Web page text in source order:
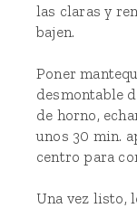
las claras y
bajen.
Poner
desmontable
de horno,
unos 30 min.
centro para
Una vez listo,